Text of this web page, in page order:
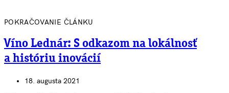
POKRAČOVANIE ČLÁNKU
Víno Lednár: S odkazom na lokálnosť
a históriu inovácií
18. augusta 2021